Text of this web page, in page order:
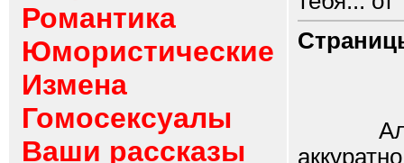
Романтика
Юмористические
Измена
Гомосексуалы
Ваши рассказы